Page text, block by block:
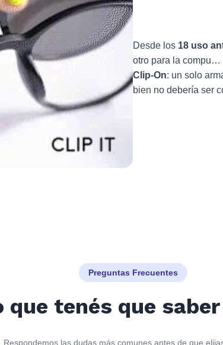
Desde los 18 uso
otro para la compu…
Clip-On: un solo
bien no debería ser
Preguntas Frecuentes
que tenés que
Respondemos las dudas más comunes antes de que